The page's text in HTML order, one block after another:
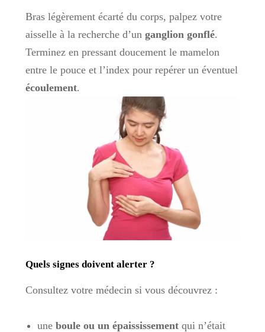
Bras légèrement écarté du corps, palpez votre
aisselle à la recherche d’un ganglion gonflé.
Terminez en pressant doucement le mamelon
entre le pouce et l’index pour repérer un éventuel
écoulement.
Quels signes doivent alerter ?
Consultez votre médecin si vous découvrez :
une boule ou un épaississementqui n’était